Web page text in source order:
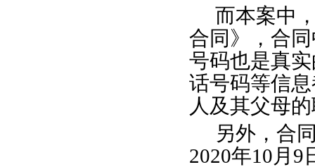
而本案中
合同》，合
号码也是真
话号码等信
人及其父母
另外，合
2020年10月9